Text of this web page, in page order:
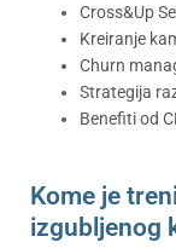
Cross&Up
Kreiranje
Churn
Strategija
Benefiti od
Kome je
izgubljenog